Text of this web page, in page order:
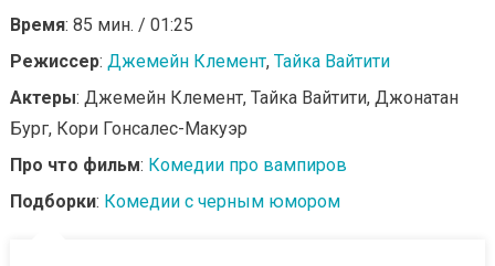
Время: 85 мин. / 01:25
Режиссер: Джемейн Клемент, Тайка Вайтити
Актеры: Джемейн Клемент, Тайка Вайтити, Джонатан
Бург, Кори Гонсалес-Макуэр
Про что фильм: Комедии про вампиров
Подборки: Комедии с черным юмором